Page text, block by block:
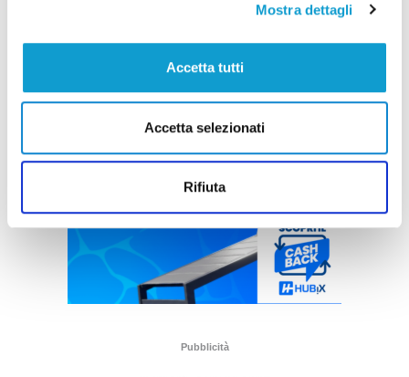
Mostra dettagli
Accetta tutti
Accetta selezionati
Rifiuta
Pubblicità